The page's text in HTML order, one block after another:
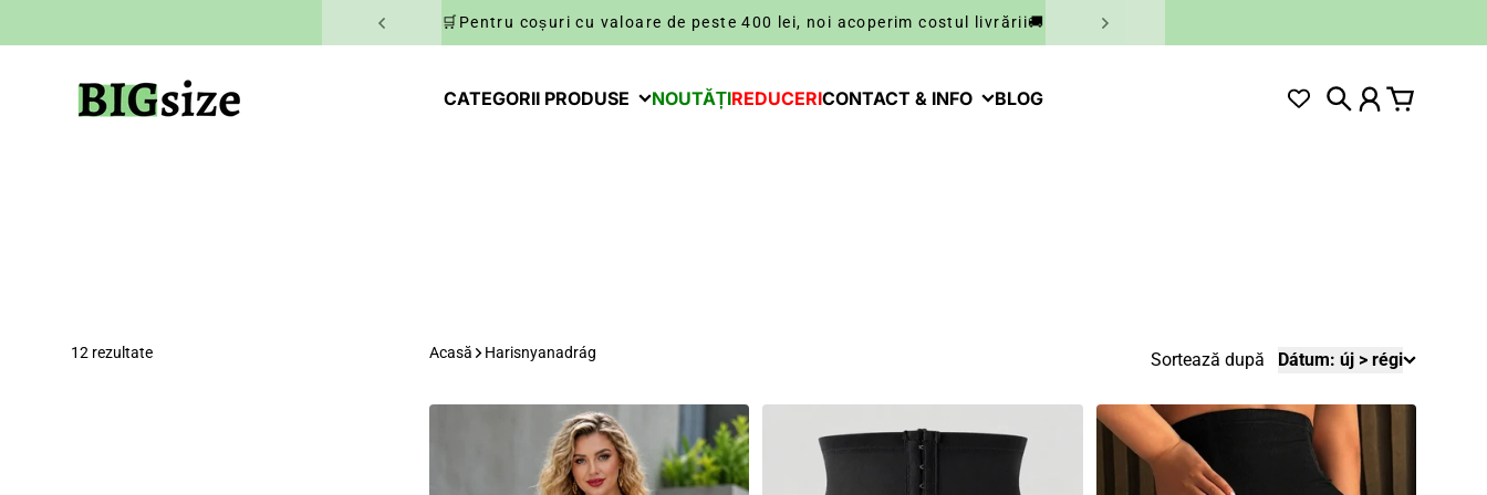
🛒Pentru coșuri cu valoare de peste 400 lei, noi acoperim costul livrării🚚
BIGsize
CATEGORII PRODUSE NOUTĂȚIREDUCERICONTACT & INFO BLOG Căutare
Cont Coș
Sortează după Dátum: új > régi
Acasă Harisnyanadrág
12 rezultate